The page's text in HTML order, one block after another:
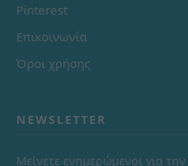
Pinterest
Επικοινωνία
Όροι χρήσης
NEWSLETTER
Μείνετε ενημερώμενοι για